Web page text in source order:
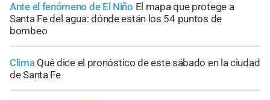
Ante el fenómeno de El Niño El mapa que protege a
Santa Fe del agua: dónde están los 54 puntos de
bombeo
Clima Qué dice el pronóstico de este sábado en la ciudad
de Santa Fe